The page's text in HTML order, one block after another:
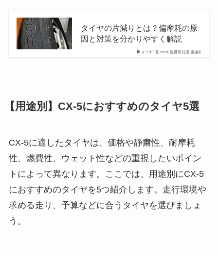
タイヤ1番.com| 提携取付店 全国4,...
タイヤの片減りとは？偏摩耗の原
因と対策を分かりやすく解説
【用途別】CX-5におすすめのタイヤ5選
CX-5に適したタイヤは、価格や静粛性、耐摩耗
性、燃費性、ウェット性などの重視したいポイン
トによって異なります。ここでは、用途別にCX-5
におすすめのタイヤを5つ紹介します。走行環境や
求める走り、予算などに合うタイヤを選びましょ
う。